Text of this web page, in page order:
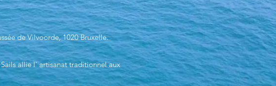
de Vilvoorde, 1020 Bruxelle.
allie l' artisanat traditionnel aux